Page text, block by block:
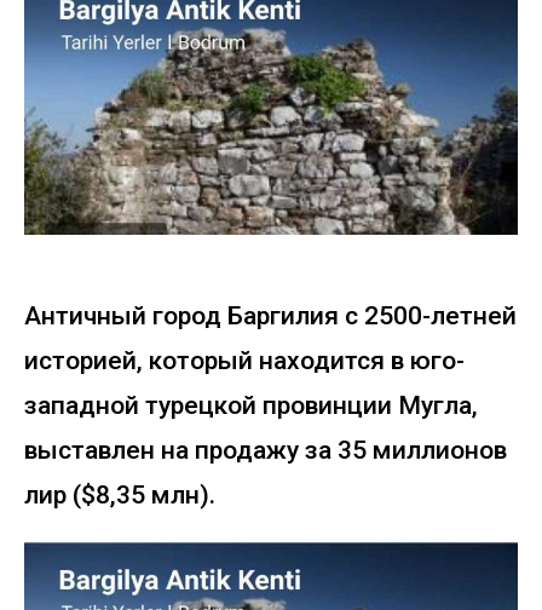
Античный город Баргилия с 2500-летней
историей, который находится в юго-
западной турецкой провинции Мугла,
выставлен на продажу за 35 миллионов
лир ($8,35 млн).